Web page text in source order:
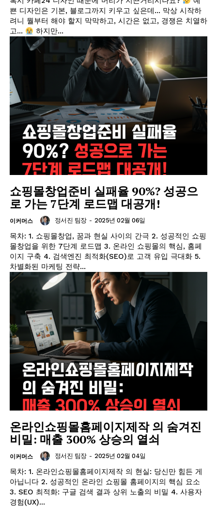
GB leader
쁜 디자인은 기본, 블로그까지 키우고 싶은데... 막상 시작하
려니 뭘부터 해야 할지 막막하고, 시간은 없고, 경쟁은 치열하
고...
하지만...
쇼핑몰창업준비 실패율 90%? 성공으
로 가는 7단계 로드맵 대공개!
이커머스 정서진 팀장 - 2025년 02월 06일
목차: 1. 쇼핑몰창업, 꿈과 현실 사이의 간극 2. 성공적인 쇼핑
몰창업을 위한 7단계 로드맵 3. 온라인 쇼핑몰의 핵심, 홈페
이지 구축 4. 검색엔진 최적화(SEO)로 고객 유입 극대화 5.
차별화된 마케팅 전략...
온라인쇼핑몰홈페이지제작 의 숨겨진
비밀: 매출 300% 상승의 열쇠
이커머스 정서진 팀장 - 2025년 02월 04일
목차: 1. 온라인쇼핑몰홈페이지제작 의 현실: 당신만 힘든 게
아닙니다 2. 성공적인 온라인 쇼핑몰 홈페이지의 핵심 요소
3. SEO 최적화: 구글 검색 결과 상위 노출의 비밀 4. 사용자
경험(UX)...